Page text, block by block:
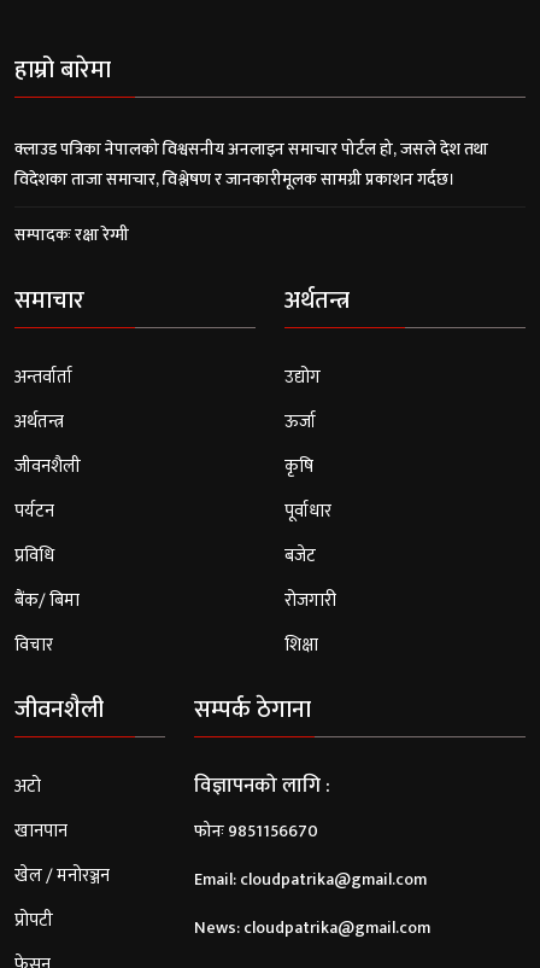
हाम्रो बारेमा
क्लाउड पत्रिका नेपालको विश्वसनीय अनलाइन समाचार पोर्टल हो, जसले देश तथा
विदेशका ताजा समाचार, विश्लेषण र जानकारीमूलक सामग्री प्रकाशन गर्दछ।
सम्पादकः रक्षा रेग्मी
समाचार
अन्तर्वार्ता
अर्थतन्त्र
जीवनशैली
पर्यटन
प्रविधि
बैंक/ बिमा
विचार
अर्थतन्त्र
उद्योग
ऊर्जा
कृषि
पूर्वाधार
बजेट
रोजगारी
शिक्षा
जीवनशैली
अटो
खानपान
खेल / मनोरञ्जन
प्रोपटी
सम्पर्क ठेगाना
विज्ञापनको लागि :
फोनः 9851156670
Email:cloudpatrika@gmail.com
News:cloudpatrika@gmail.com